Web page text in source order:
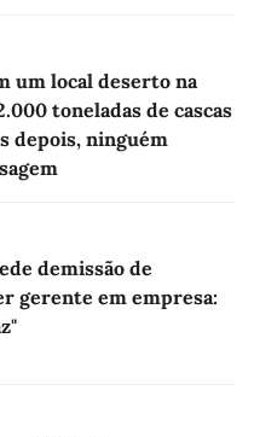
um local deserto na
toneladas de cascas
depois, ninguém
demissão de
gerente em empresa: